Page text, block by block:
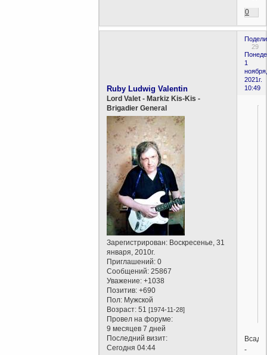
0
29
1
ноября,
2021г.
10:49
Ruby Ludwig Valentin
Lord Valet - Markiz Kis-Kis -
Brigadier General
Зарегистрирован: Воскресенье, 31
января, 2010г.
Приглашений: 0
Сообщений: 25867
Уважение: +1038
Позитив: +690
Пол: Мужской
Возраст: 51[1974-11-28]
Провел на форуме:
9 месяцев 7 дней
Последний визит:
Сегодня 04:44
-